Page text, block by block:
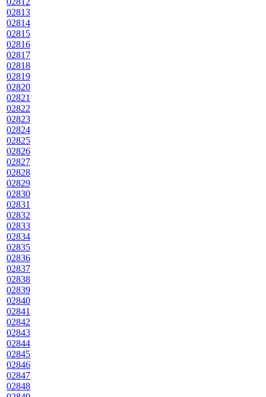
02813
02814
02815
02816
02817
02818
02819
02820
02821
02822
02823
02824
02825
02826
02827
02828
02829
02830
02831
02832
02833
02834
02835
02836
02837
02838
02839
02840
02841
02842
02843
02844
02845
02846
02847
02848